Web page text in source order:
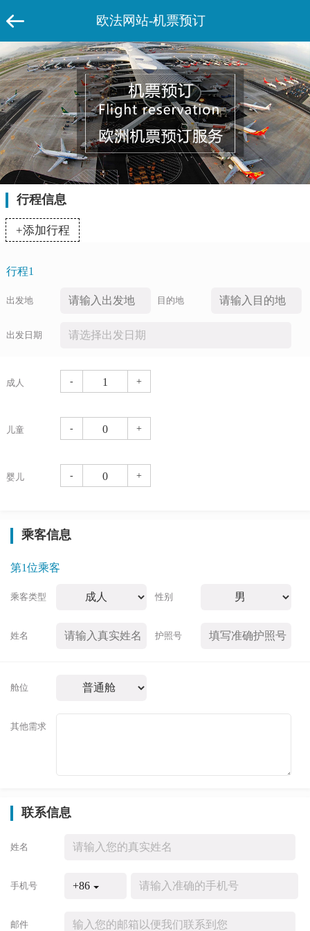
欧法网站-机票预订
行程信息
+添加行程
行程1
出发地 目的地
出发日期
成人 - +
儿童 - +
婴儿 - +
乘客信息
第1位乘客
乘客类型 性别
姓名 护照号
舱位
其他需求
联系信息
姓名
手机号 +86
邮件